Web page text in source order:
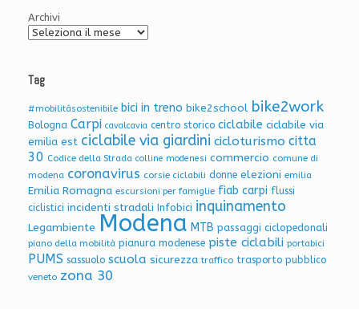
Archivi
Tag
#mobilitàsostenibile bici in treno bike2school bike2work
Bologna Carpi cavalcavia centro storico ciclabile ciclabile via
emilia est ciclabile via giardini cicloturismo citta
30 Codice della Strada colline modenesi commercio comune di
modena coronavirus corsie ciclabili donne elezioni emilia
Emilia Romagna escursioni per famiglie fiab carpi flussi
ciclistici incidenti stradali Infobici inquinamento
Legambiente Modena MTB passaggi ciclopedonali
piano della mobilità pianura modenese piste ciclabili portabici
PUMS sassuolo scuola sicurezza traffico trasporto pubblico
veneto zona 30